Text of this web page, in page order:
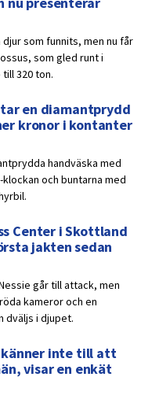
som funnits, men nu får
som gled runt i
320 ton.
en diamantprydd
kronor i kontanter
handväska med
och buntarna med
Center i Skottland
jakten sedan
går till attack, men
kameror och en
dväljs i djupet.
känner inte till att
visar en enkät